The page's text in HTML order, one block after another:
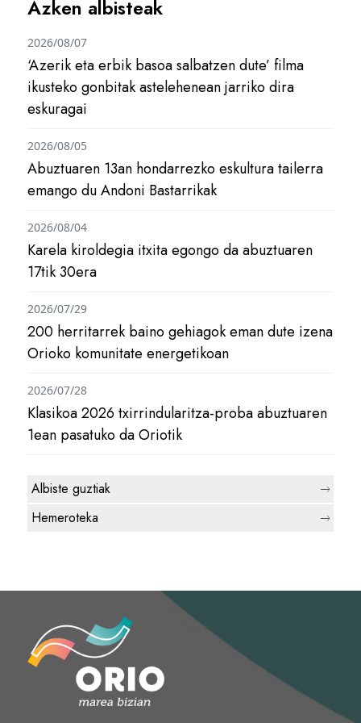
Azken albisteak
‘Azerik eta erbik basoa salbatzen dute’ filma
ikusteko gonbitak astelehenean jarriko dira
eskuragai
2026/08/07
Abuztuaren 13an hondarrezko eskultura tailerra
emango du Andoni Bastarrikak
2026/08/05
Karela kiroldegia itxita egongo da abuztuaren
17tik 30era
2026/08/04
200 herritarrek baino gehiagok eman dute izena
Orioko komunitate energetikoan
2026/07/29
Klasikoa 2026 txirrindularitza-proba abuztuaren
1ean pasatuko da Oriotik
2026/07/28
Albiste guztiak
Hemeroteka